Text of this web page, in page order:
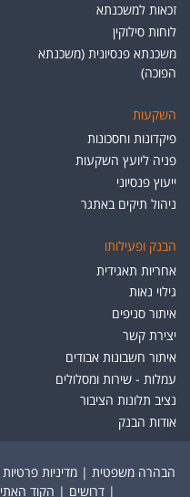
זכאות למשכנתא
לוחות סילוקין
משכנתא פנסיונית (משכנתא
הפוכה)
השקעות
פיקדונות וחסכונות
פניה ליועץ השקעות
ייעוץ פנסיוני
ניהול תיקים באתגר
הבנק ופעילותו
אחריות תאגידית
גילוי נאות
איתור סניפים
יצירת קשר
איתור חשבונות אבודים
עמלות - שירות ומסלולים
נציב תלונות הציבור
אודות הבנק
הבהרה משפטית | מדיניות פרטיות
| דרושים | הקוד האתי